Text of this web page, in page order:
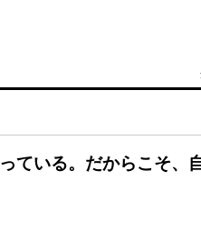
ている。だからこそ、